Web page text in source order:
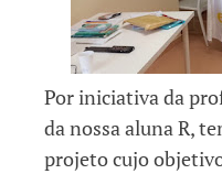
Por iniciativa da
da nossa aluna R,
projeto cujo